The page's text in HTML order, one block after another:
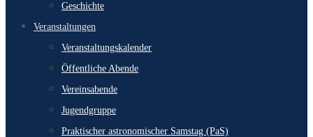
Geschichte
Veranstaltungen
Veranstaltungskalender
Öffentliche Abende
Vereinsabende
Jugendgruppe
Praktischer astronomischer Samstag (PaS)